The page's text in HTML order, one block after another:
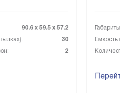
90.6 х 59.5 х 57.2
30
2
Емкость